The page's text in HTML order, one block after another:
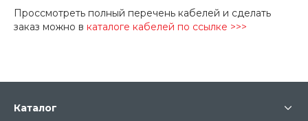
Проссмотреть полный перечень кабелей и сделать
заказ можно в каталоге кабелей по ссылке >>>
Каталог